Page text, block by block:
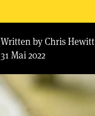
Written by Chris Hewitt
31 Mai 2022